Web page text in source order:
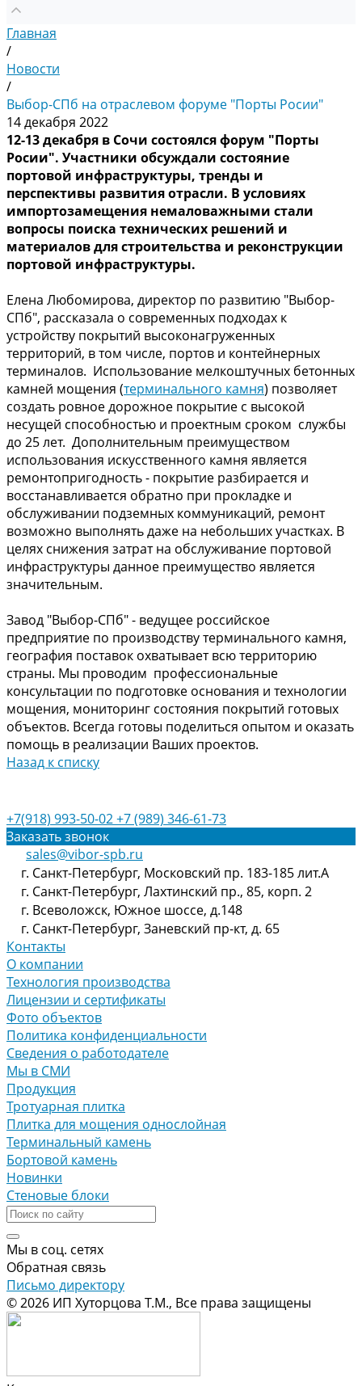
Главная
/
Новости
/
Выбор-СПб на отраслевом форуме "Порты Росии"
14 декабря 2022
12-13 декабря в Сочи состоялся форум "Порты
Росии". Участники обсуждали состояние
портовой инфраструктуры, тренды и
перспективы развития отрасли. В условиях
импортозамещения немаловажными стали
вопросы поиска технических решений и
материалов для строительства и реконструкции
портовой инфраструктуры.
Елена Любомирова, директор по развитию "Выбор-
СПб", рассказала о современных подходах к
устройству покрытий высоконагруженных
территорий, в том числе, портов и контейнерных
терминалов. Использование мелкоштучных бетонных
камней мощения (терминального камня) позволяет
создать ровное дорожное покрытие с высокой
несущей способностью и проектным сроком службы
до 25 лет. Дополнительным преимуществом
использования искусственного камня является
ремонтопригодность - покрытие разбирается и
восстанавливается обратно при прокладке и
обслуживании подземных коммуникаций, ремонт
возможно выполнять даже на небольших участках. В
целях снижения затрат на обслуживание портовой
инфраструктуры данное преимущество является
значительным.
Завод "Выбор-СПб" - ведущее российское
предприятие по производству терминального камня,
география поставок охватывает всю территорию
страны. Мы проводим профессиональные
консультации по подготовке основания и технологии
мощения, мониторинг состояния покрытий готовых
объектов. Всегда готовы поделиться опытом и оказать
помощь в реализации Ваших проектов.
Назад к списку
+7(918) 993-50-02+7 (989) 346-61-73
Заказать звонок
sales@vibor-spb.ru
г. Санкт-Петербург, Московский пр. 183-185 лит.А
г. Санкт-Петербург, Лахтинский пр., 85, корп. 2
г. Всеволожск, Южное шоссе, д.148
г. Санкт-Петербург, Заневский пр-кт, д. 65
Контакты
О компании
Технология производства
Лицензии и сертификаты
Фото объектов
Политика конфиденциальности
Сведения о работодателе
Мы в СМИ
Продукция
Тротуарная плитка
Плитка для мощения однослойная
Терминальный камень
Бортовой камень
Новинки
Стеновые блоки
Мы в соц. сетях
Обратная связь
Письмо директору
© 2026 ИП Хуторцова Т.М., Все права защищены